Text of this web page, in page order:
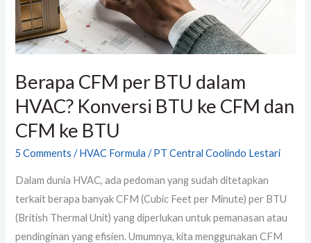
Berapa CFM per BTU dalam
HVAC? Konversi BTU ke CFM dan
CFM ke BTU
5 Comments /HVAC Formula /PT Central Coolindo Lestari
Dalam dunia HVAC, ada pedoman yang sudah ditetapkan
terkait berapa banyak CFM (Cubic Feet per Minute) per BTU
(British Thermal Unit) yang diperlukan untuk pemanasan atau
pendinginan yang efisien. Umumnya, kita menggunakan CFM
BTU
ke
CFM
CFM
ke